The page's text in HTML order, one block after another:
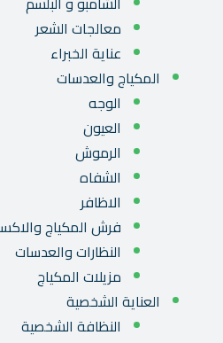
معالجات الشعر
عناية الخبراء
المكياج والعدسات
الوجه
العيون
الرموش
الشفاه
الاظافر
فرش المكياج
النظارات والعدسات
مزيلات المكياج
العناية الشخصية
النظافة الشخصية